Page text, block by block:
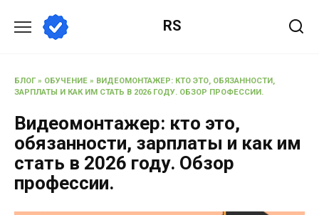
RS
БЛОГ» ОБУЧЕНИЕ » ВИДЕОМОНТАЖЕР: КТО ЭТО, ОБЯЗАННОСТИ,
ЗАРПЛАТЫ И КАК ИМ СТАТЬ В 2026 ГОДУ. ОБЗОР ПРОФЕССИИ.
Видеомонтажер: кто это,
обязанности, зарплаты и как им
стать в 2026 году. Обзор
профессии.